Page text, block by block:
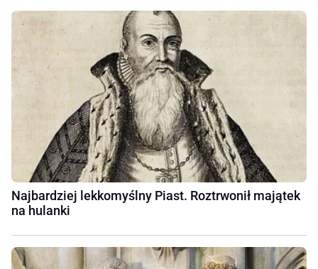
Najbardziej lekkomyślny Piast. Roztrwonił majątek
na hulanki